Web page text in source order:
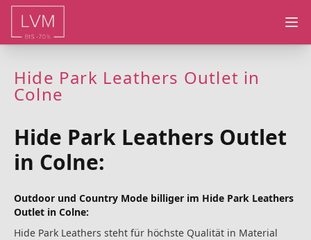
Hide Park Leathers Outlet in
Colne
Hide Park Leathers Outlet
in Colne:
Outdoor und Country Mode billiger im Hide Park Leathers
Outlet in Colne:
Hide Park Leathers steht für höchste Qualität in Material